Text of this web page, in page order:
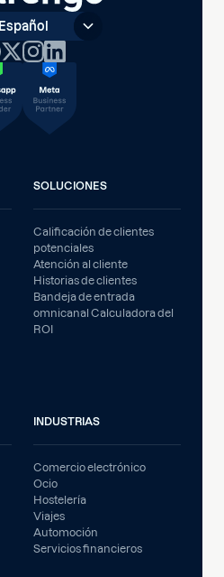
Español
SOLUCIONES
Calificación de clientes
potenciales
Atención al cliente
Historias de clientes
Bandeja de entrada
omnicanal Calculadora del
ROI
INDUSTRIAS
Comercio electrónico
Ocio
Hostelería
Viajes
Automoción
Servicios financieros